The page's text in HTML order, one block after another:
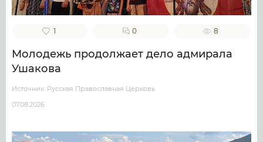
1 0 8
Молодежь продолжает дело адмирала
Ушакова
Источник: Русская Православная Церковь
07.08.2026